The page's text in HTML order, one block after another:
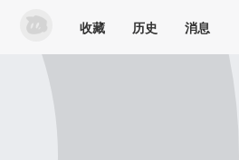
收藏 历史 消息